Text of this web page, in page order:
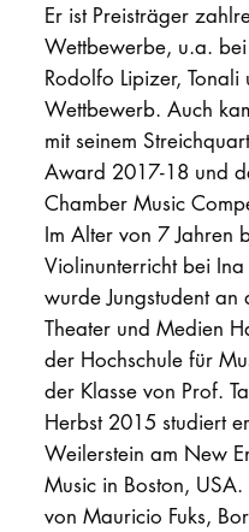
Er ist Preisträger
Wettbewerbe, u.a.
Rodolfo Lipizer, Tonali
Wettbewerb. Auch
mit seinem
Award 2017-18 und
Chamber Music
Im Alter von 7 Jahren
Violinunterricht bei Ina
wurde Jungstudent
Theater und Medien
der Hochschule für
der Klasse von Prof.
Herbst 2015 studiert
Weilerstein am New
Music in Boston,
von Mauricio Fuks,